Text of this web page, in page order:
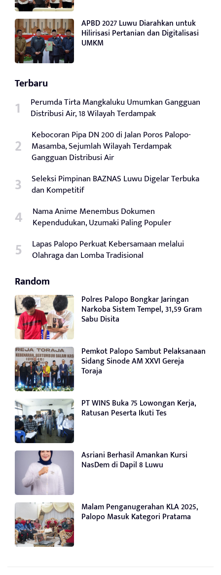
APBD 2027 Luwu Diarahkan untuk
Hilirisasi Pertanian dan Digitalisasi
UMKM
Terbaru
Perumda Tirta Mangkaluku Umumkan Gangguan
Distribusi Air, 18 Wilayah Terdampak
Kebocoran Pipa DN 200 di Jalan Poros Palopo-
Masamba, Sejumlah Wilayah Terdampak
Gangguan Distribusi Air
Seleksi Pimpinan BAZNAS Luwu Digelar Terbuka
dan Kompetitif
Nama Anime Menembus Dokumen
Kependudukan, Uzumaki Paling Populer
Lapas Palopo Perkuat Kebersamaan melalui
Olahraga dan Lomba Tradisional
Random
Polres Palopo Bongkar Jaringan
Narkoba Sistem Tempel, 31,59 Gram
Sabu Disita
Pemkot Palopo Sambut Pelaksanaan
Sidang Sinode AM XXVI Gereja
Toraja
PT WINS Buka 75 Lowongan Kerja,
Ratusan Peserta Ikuti Tes
Asriani Berhasil Amankan Kursi
NasDem di Dapil 8 Luwu
Malam Penganugerahan KLA 2025,
Palopo Masuk Kategori Pratama